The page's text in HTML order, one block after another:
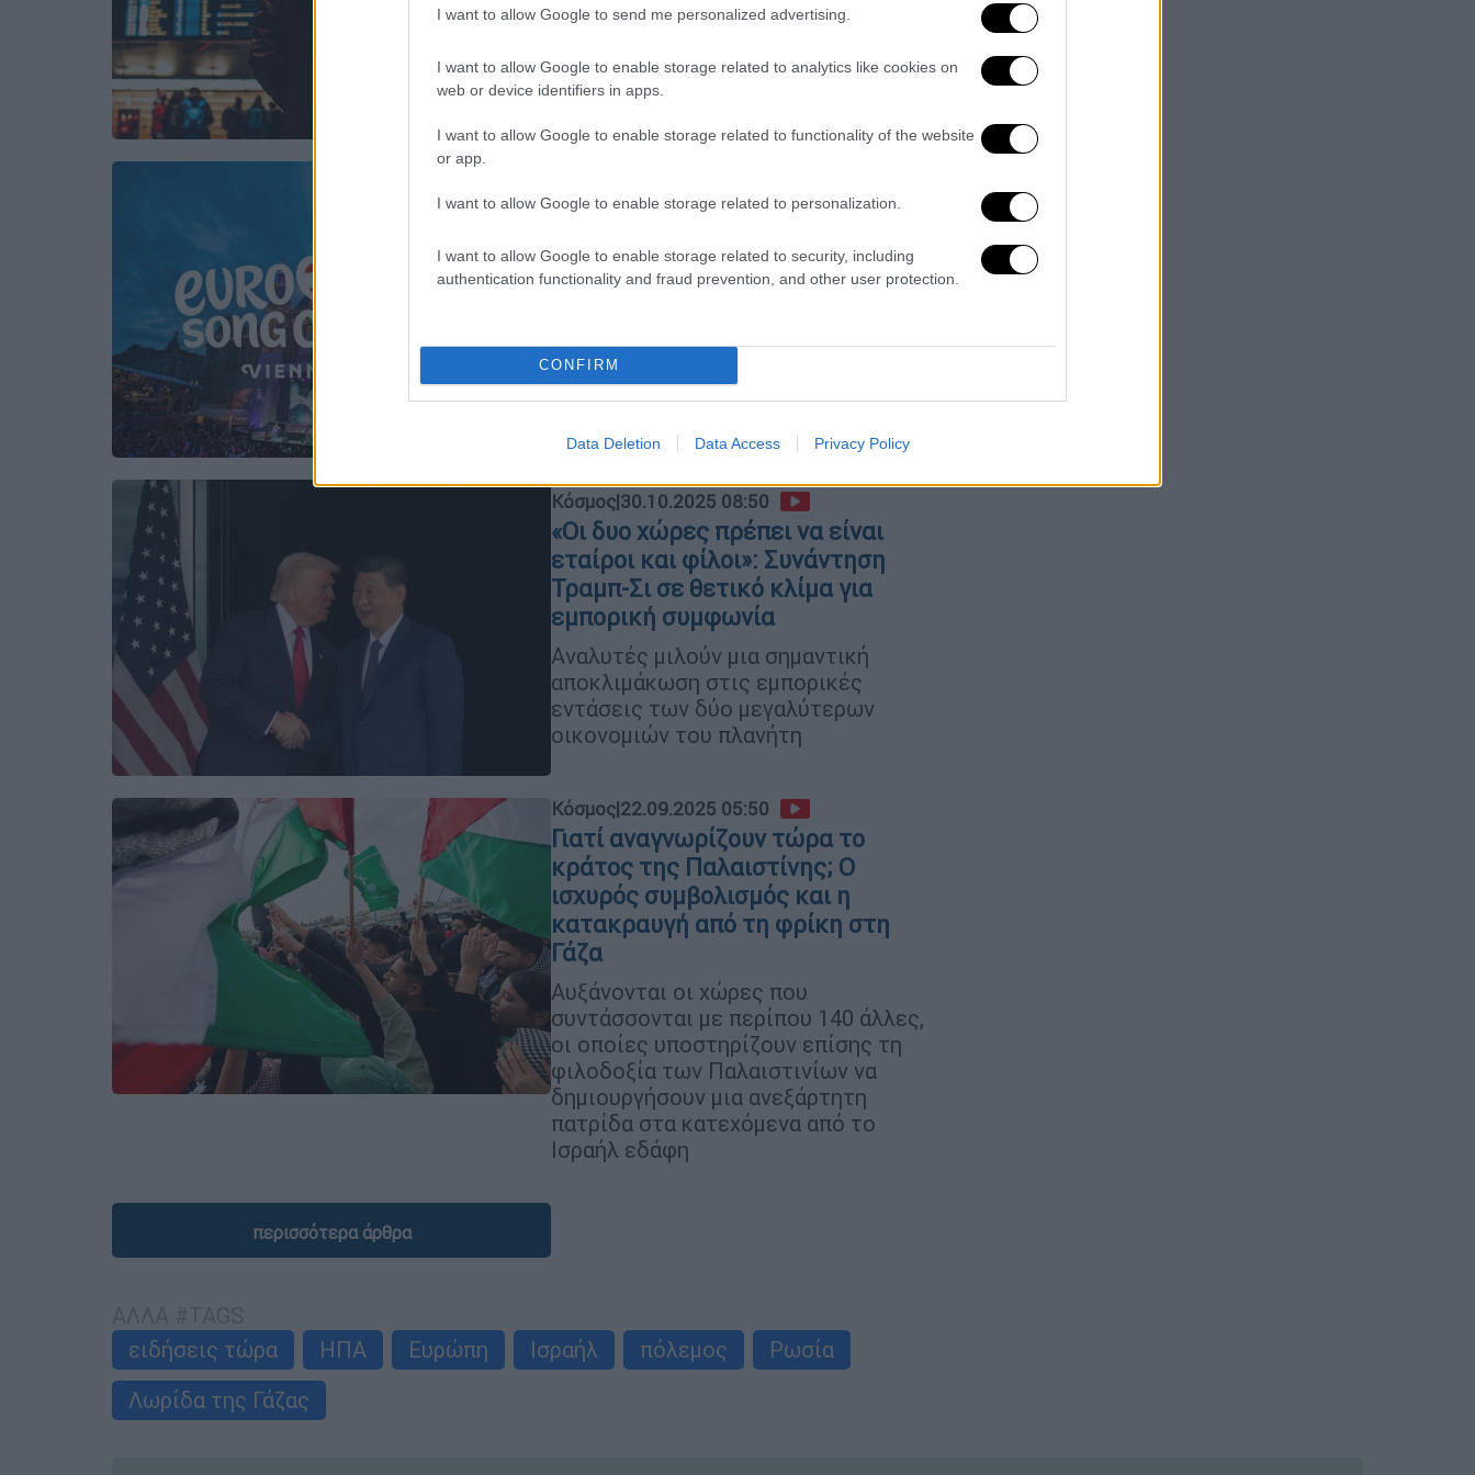
I want to allow Google to send me personalized advertising.
I want to allow Google to enable storage related to analytics like cookies on
web or device identifiers in apps.
I want to allow Google to enable storage related to functionality of the website
or app.
I want to allow Google to enable storage related to personalization.
I want to allow Google to enable storage related to security, including
authentication functionality and fraud prevention, and other user protection.
CONFIRM
Data Deletion Data Access Privacy Policy
Ανάμεσά τους και η Ελλάδα
Our Network| 07.11.2025 13:00
επιστρέφουν στον διαγωνισμό
ύστερα από χρόνια απουσίας
ισχυρές παρουσίες και ανοιχτό
μέτωπο γύρω από το Ισραήλ.
Κόσμος|30.10.2025 08:50
«Οι δυο χώρες πρέπει να είναι
εταίροι και φίλοι»: Συνάντηση
Τραμπ-Σι σε θετικό κλίμα για
εμπορική συμφωνία
Αναλυτές μιλούν μια σημαντική
αποκλιμάκωση στις εμπορικές
εντάσεις των δύο μεγαλύτερων
οικονομιών του πλανήτη
Κόσμος|22.09.2025 05:50
Γιατί αναγνωρίζουν τώρα το
κράτος της Παλαιστίνης; Ο
ισχυρός συμβολισμός και η
κατακραυγή από τη φρίκη στη
Γάζα
Αυξάνονται οι χώρες που
συντάσσονται με περίπου 140 άλλες,
οι οποίες υποστηρίζουν επίσης τη
φιλοδοξία των Παλαιστινίων να
δημιουργήσουν μια ανεξάρτητη
πατρίδα στα κατεχόμενα από το
Ισραήλ εδάφη
περισσότερα άρθρα
ειδήσεις τώρα
ΗΠΑ Ευρώπη Ισραήλ πόλεμος
Ρωσία
Λωρίδα της Γάζας